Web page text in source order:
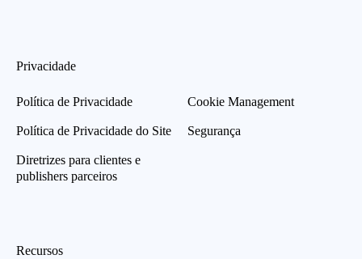
Privacidade
Política de Privacidade
Política de Privacidade do Site
Diretrizes para clientes e
publishers parceiros
Cookie Management
Segurança
Recursos